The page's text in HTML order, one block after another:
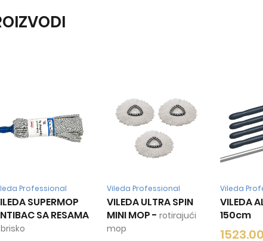
Vileda Professional
VILEDA ULTRA SPIN
MINI MOP-
rotirajući
Vileda Professional
VILEDA ALU DRŠKA
150cm
1523.00 rsd